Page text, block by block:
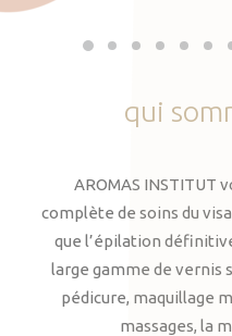
qui
AROMAS INSTITUT
complète de soins du
que l’épilation
large gamme de vernis
pédicure, maquillage
massages, la